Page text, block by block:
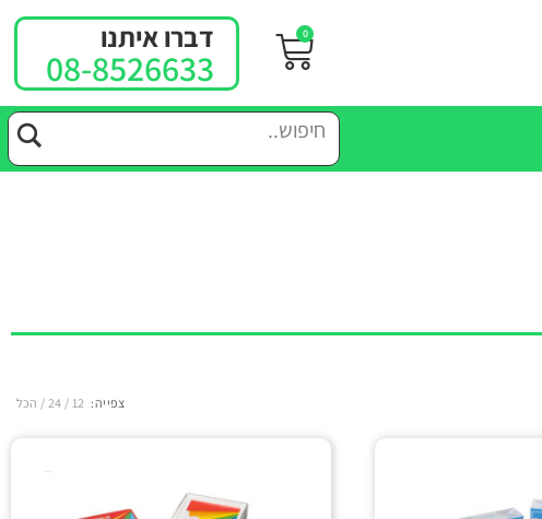
0 דברו איתנו
08-8526633
צפייה: 12
24 הכל